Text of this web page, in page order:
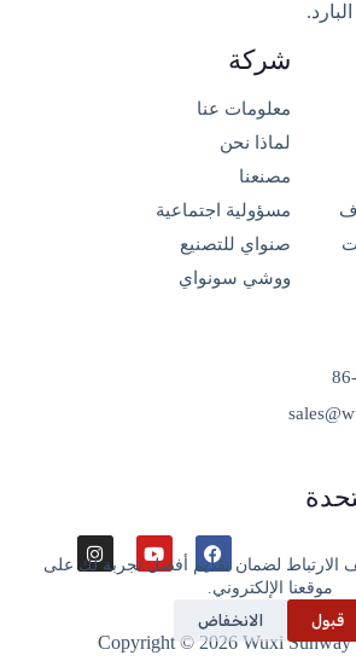
الارتباط لضمان تقديم أفضل تجربة لك على
موقعنا الإلكتروني.
قبول
الانخفاض
شركة
معلومات عنا
لماذا نحن
مصنعنا
مسؤولية اجتماعية
صنواي للتصنيع
ووشي سونواي
Copyright © 2026 Wuxi